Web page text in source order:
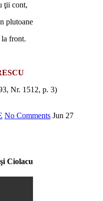
ţii cont,
plutoane
front.
Nr. 1512, p. 3)
No Comments Jun 27
Ciolacu